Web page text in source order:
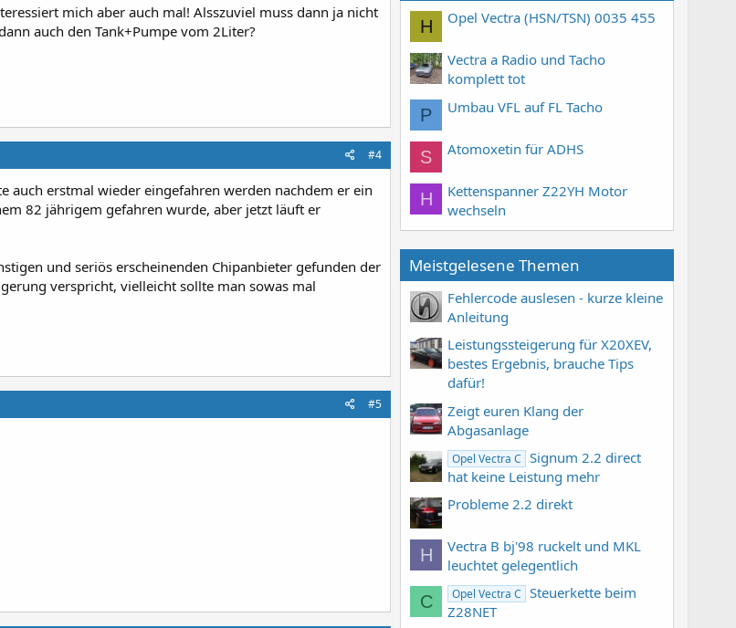
mich aber auch mal! Alsszuviel muss dann ja nicht
auch den Tank+Pumpe vom 2Liter?
#4
auch erstmal wieder eingefahren werden nachdem er ein
82 jährigem gefahren wurde, aber jetzt läuft er
und seriös erscheinenden Chipanbieter gefunden der
verspricht, vielleicht sollte man sowas mal
#5
H Opel Vectra (HSN/TSN) 0035 455
Vectra a Radio und Tacho
komplett tot
P Umbau VFL auf FL Tacho
S Atomoxetin für ADHS
H
Kettenspanner Z22YH Motor
wechseln
Meistgelesene Themen
Fehlercode auslesen - kurze kleine
Anleitung
Leistungssteigerung für X20XEV,
bestes Ergebnis, brauche Tips
dafür!
Zeigt euren Klang der
Abgasanlage
Opel Vectra C
Signum 2.2 direct
hat keine Leistung mehr
Probleme 2.2 direkt
H
Vectra B bj'98 ruckelt und MKL
leuchtet gelegentlich
C Opel Vectra C
Steuerkette beim
Z28NET